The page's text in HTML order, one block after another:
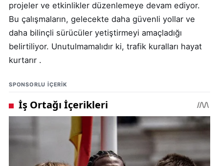
projeler ve etkinlikler düzenlemeye devam ediyor.
Bu çalışmaların, gelecekte daha güvenli yollar ve
daha bilinçli sürücüler yetiştirmeyi amaçladığı
belirtiliyor. Unutulmamalıdır ki, trafik kuralları hayat
kurtarır .
SPONSORLU IÇERIK